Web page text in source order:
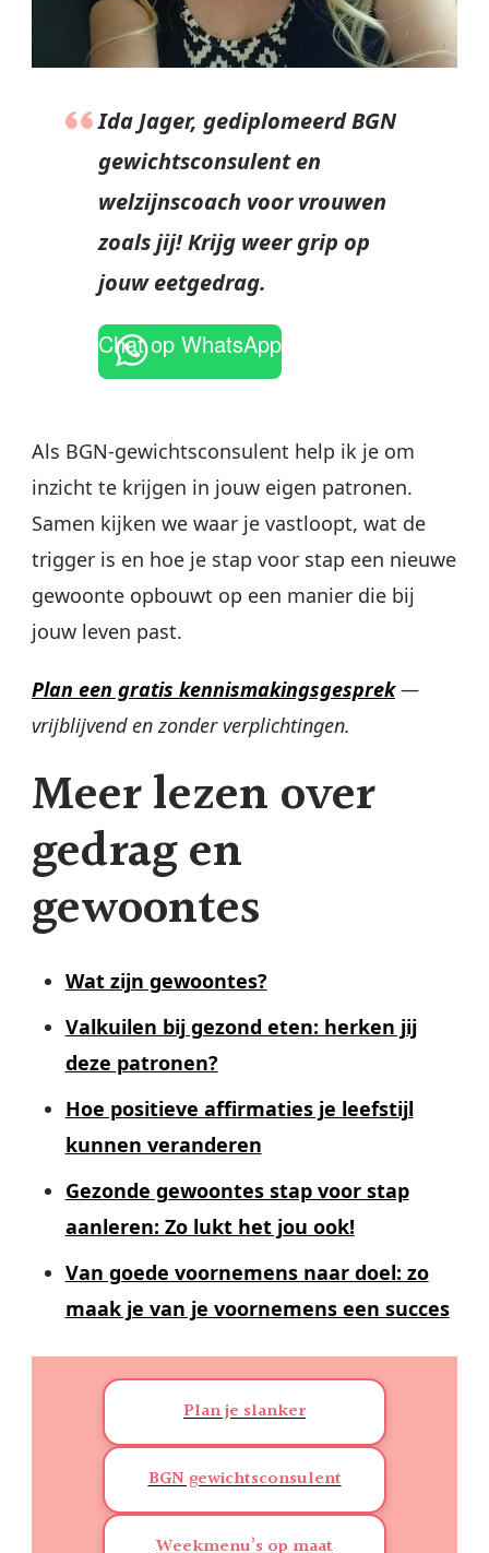
Ida Jager, gediplomeerd BGN
gewichtsconsulent en
welzijnscoach voor vrouwen
zoals jij! Krijg weer grip op
jouw eetgedrag.
Chat op WhatsApp
Als BGN-gewichtsconsulent help ik je om
inzicht te krijgen in jouw eigen patronen.
Samen kijken we waar je vastloopt, wat de
trigger is en hoe je stap voor stap een nieuwe
gewoonte opbouwt op een manier die bij
jouw leven past.
Plan een gratis kennismakingsgesprek—
vrijblijvend en zonder verplichtingen.
Meer lezen over
gedrag en
gewoontes
Wat zijn gewoontes?
Valkuilen bij gezond eten: herken jij
deze patronen?
Hoe positieve affirmaties je leefstijl
kunnen veranderen
Gezonde gewoontes stap voor stap
aanleren: Zo lukt het jou ook!
Van goede voornemens naar doel: zo
maak je van je voornemens een succes
Plan je slanker
BGN gewichtsconsulent
Weekmenu’s op maat